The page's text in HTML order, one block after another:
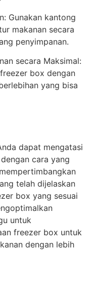
Gunakan kantong
makanan secara
penyimpanan.
secara Maksimal:
box dengan
yang bisa
dapat mengatasi
cara yang
telah dijelaskan
box yang sesuai
untuk
freezer box untuk
dengan lebih